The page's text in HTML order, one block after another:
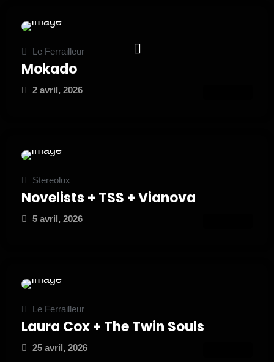
Le Ferrailleur
Mokado
2 avril, 2026
Stereolux
Novelists + TSS + Vianova
5 avril, 2026
Le Ferrailleur
Laura Cox + The Twin Souls
25 avril, 2026